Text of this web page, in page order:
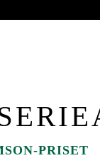
PRISET